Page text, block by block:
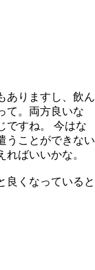
ありますし、飲ん
て。両方良いな
ですね。 今はな
うことができない
ばいいかな。
良くなっていると